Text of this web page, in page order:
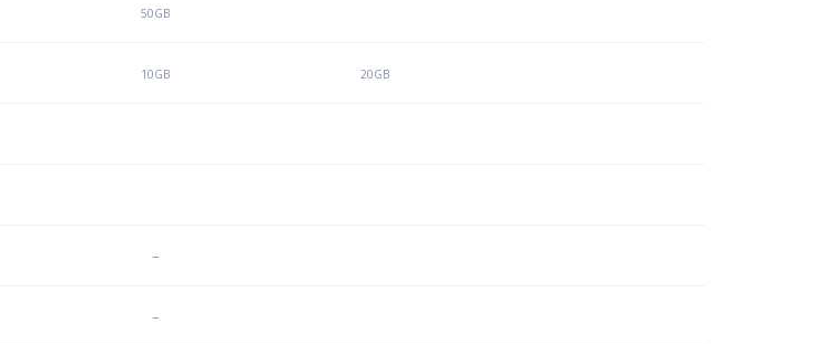
50GB
10GB 20GB
–
–